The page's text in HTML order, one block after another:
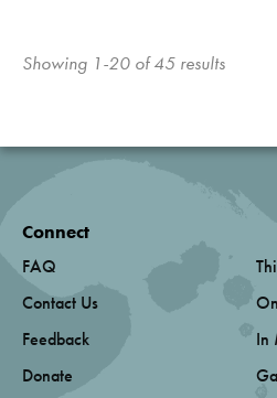
Showing 1-20 of 45 results
Connect
FAQ
Contact Us
Feedback
Donate
In